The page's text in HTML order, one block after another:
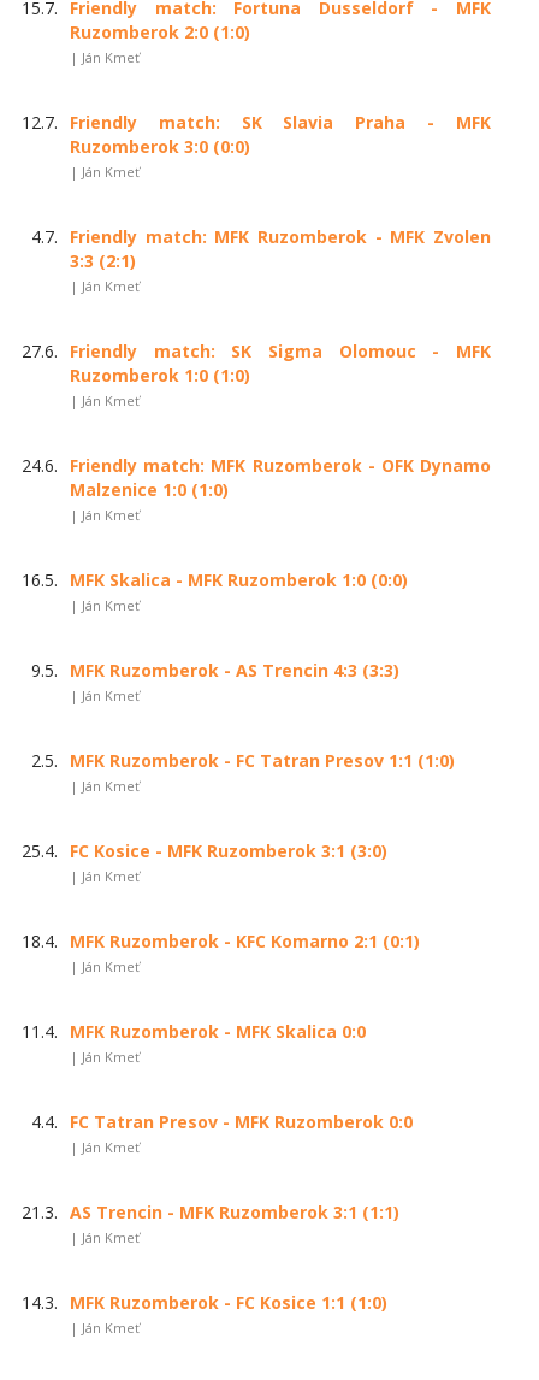
15.7.
Friendly match: Fortuna Dusseldorf - MFK
Ruzomberok 2:0 (1:0)
| Ján Kmeť
12.7.
Friendly match: SK Slavia Praha - MFK
Ruzomberok 3:0 (0:0)
| Ján Kmeť
4.7.
Friendly match: MFK Ruzomberok - MFK Zvolen
3:3 (2:1)
| Ján Kmeť
27.6.
Friendly match: SK Sigma Olomouc - MFK
Ruzomberok 1:0 (1:0)
| Ján Kmeť
24.6.
Friendly match: MFK Ruzomberok - OFK Dynamo
Malzenice 1:0 (1:0)
| Ján Kmeť
16.5. MFK Skalica - MFK Ruzomberok 1:0 (0:0)
| Ján Kmeť
9.5. MFK Ruzomberok - AS Trencin 4:3 (3:3)
| Ján Kmeť
2.5. MFK Ruzomberok - FC Tatran Presov 1:1 (1:0)
| Ján Kmeť
25.4. FC Kosice - MFK Ruzomberok 3:1 (3:0)
| Ján Kmeť
18.4. MFK Ruzomberok - KFC Komarno 2:1 (0:1)
| Ján Kmeť
11.4. MFK Ruzomberok - MFK Skalica 0:0
| Ján Kmeť
4.4. FC Tatran Presov - MFK Ruzomberok 0:0
| Ján Kmeť
21.3. AS Trencin - MFK Ruzomberok 3:1 (1:1)
| Ján Kmeť
14.3. MFK Ruzomberok - FC Kosice 1:1 (1:0)
| Ján Kmeť